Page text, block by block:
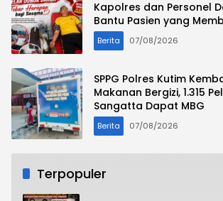
Kapolres dan Personel
Bantu Pasien yang
Berita 07/08/2026
SPPG Polres Kutim
Makanan Bergizi, 1.315
Sangatta Dapat MBG
Berita 07/08/2026
Terpopuler